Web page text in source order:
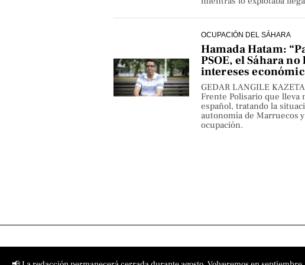
OCUPACIÓN DEL SÁHARA
Hamada Hatam:
PSOE, el Sáhara
intereses
GEDAR LANGILE
Frente Polisario que lleva
español, tratando la
autonomía de Marruecos
ocupación.
Aviso